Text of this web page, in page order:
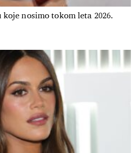
nosimo tokom leta 2026.